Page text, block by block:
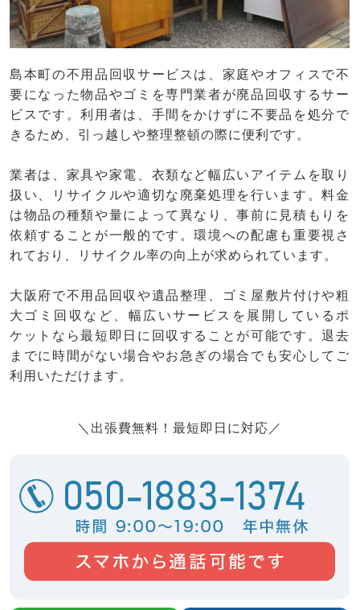
島本町の不用品回収サービスは、家庭やオフィスで不
要になった物品やゴミを専門業者が廃品回収するサー
ビスです。利用者は、手間をかけずに不要品を処分で
きるため、引っ越しや整理整頓の際に便利です。
業者は、家具や家電、衣類など幅広いアイテムを取り
扱い、リサイクルや適切な廃棄処理を行います。料金
は物品の種類や量によって異なり、事前に見積もりを
依頼することが一般的です。環境への配慮も重要視さ
れており、リサイクル率の向上が求められています。
大阪府で不用品回収や遺品整理、ゴミ屋敷片付けや粗
大ゴミ回収など、幅広いサービスを展開しているポ
ケットなら最短即日に回収することが可能です。退去
までに時間がない場合やお急ぎの場合でも安心してご
利用いただけます。
＼出張費無料！最短即日に対応／